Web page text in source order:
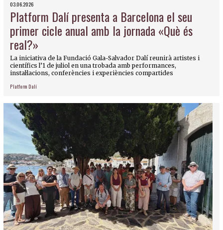
03.06.2026
Platform Dalí presenta a Barcelona el seu
primer cicle anual amb la jornada «Què és
real?»
La iniciativa de la Fundació Gala-Salvador Dalí reunirà artistes i
científics l’1 de juliol en una trobada amb performances,
instal·lacions, conferències i experiències compartides
Platform Dalí